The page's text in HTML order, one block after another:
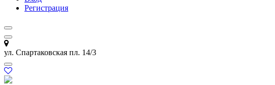
Регистрация
ул. Спартаковская пл. 14/3